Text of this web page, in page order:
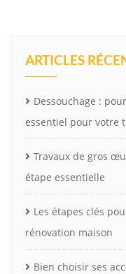
ARTICLES
Dessouchage :
essentiel pour votre
Travaux de gros
étape essentielle
Les étapes clés
rénovation maison
Bien choisir ses